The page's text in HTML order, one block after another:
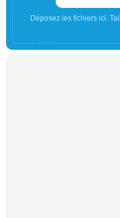
Déposez les fichiers ici.